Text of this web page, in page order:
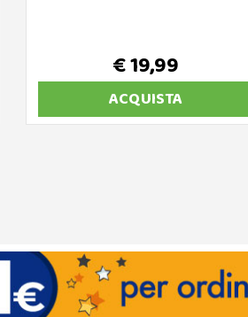
€ 19,99
ACQUISTA